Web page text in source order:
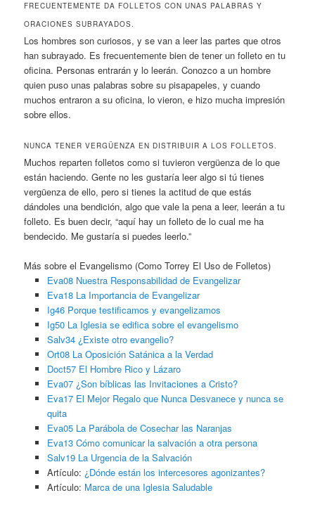
FRECUENTEMENTE DA FOLLETOS CON UNAS PALABRAS Y
ORACIONES SUBRAYADOS.
Los hombres son curiosos, y se van a leer las partes que otros
han subrayado. Es frecuentemente bien de tener un folleto en tu
oficina. Personas entrarán y lo leerán. Conozco a un hombre
quien puso unas palabras sobre su pisapapeles, y cuando
muchos entraron a su oficina, lo vieron, e hizo mucha impresión
sobre ellos.
NUNCA TENER VERGÜENZA EN DISTRIBUIR A LOS FOLLETOS.
Muchos reparten folletos como si tuvieron vergüenza de lo que
están haciendo. Gente no les gustaría leer algo si tú tienes
vergüenza de ello, pero si tienes la actitud de que estás
dándoles una bendición, algo que vale la pena a leer, leerán a tu
folleto. Es buen decir, “aquí hay un folleto de lo cual me ha
bendecido. Me gustaría si puedes leerlo.”
Más sobre el Evangelismo (Como Torrey El Uso de Folletos)
Eva08 Nuestra Responsabilidad de Evangelizar
Eva18 La Importancia de Evangelizar
Ig46 Porque testificamos y evangelizamos
Ig50 La Iglesia se edifica sobre el evangelismo
Salv34 ¿Existe otro evangelio?
Ort08 La Oposición Satánica a la Verdad
Doct57 El Hombre Rico y Lázaro
Eva07 ¿Son bíblicas las Invitaciones a Cristo?
Eva17 El Mejor Regalo que Nunca Desvanece y nunca se
quita
Eva05 La Parábola de Cosechar las Naranjas
Eva13 Cómo comunicar la salvación a otra persona
Salv19 La Urgencia de la Salvación
Artículo: ¿Dónde están los intercesores agonizantes?
Artículo: Marca de una Iglesia Saludable